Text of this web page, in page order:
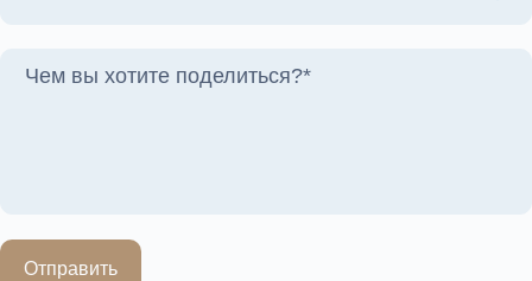
Отправить